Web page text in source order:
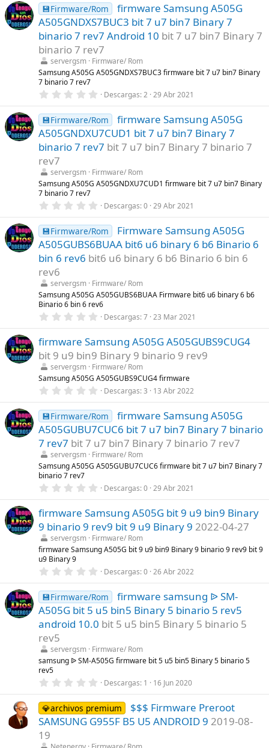
💾Firmware/Rom
firmware Samsung A505G
A505GNDXS7BUC3 bit 7 u7 bin7 Binary 7
binario 7 rev7 Android 10 bit 7 u7 bin7 Binary 7
binario 7 rev7
servergsm Firmware/ Rom
Samsung A505G A505GNDXS7BUC3 firmware bit 7 u7 bin7 Binary
7 binario 7 rev7
0
0
0
e
s
t
r
l
l
a
s
Descargas 2 29 Abr 2021
💾Firmware/Rom
firmware Samsung A505G
A505GNDXU7CUD1 bit 7 u7 bin7 Binary 7
binario 7 rev7 bit 7 u7 bin7 Binary 7 binario 7
rev7
servergsm Firmware/ Rom
Samsung A505G A505GNDXU7CUD1 firmware bit 7 u7 bin7 Binary
7 binario 7 rev7
0
0
0
e
s
t
r
l
l
a
(
s
Descargas 0 29 Abr 2021
💾Firmware/Rom
Firmware Samsung A505G
A505GUBS6BUAA bit6 u6 binary 6 b6 Binario 6
bin 6 rev6 bit6 u6 binary 6 b6 Binario 6 bin 6
rev6
servergsm Firmware/ Rom
Samsung A505G A505GUBS6BUAA Firmware bit6 u6 binary 6 b6
Binario 6 bin 6 rev6
0
0
0
e
s
t
r
e
l
a
(
s
)
Descargas 7 23 Mar 2021
firmware Samsung A505G A505GUBS9CUG4
bit 9 u9 bin9 Binary 9 binario 9 rev9
servergsm Firmware/ Rom
Samsung A505G A505GUBS9CUG4 firmware
0
0
0
e
s
t
r
e
l
s
Descargas 3 13 Abr 2022
💾Firmware/Rom
firmware Samsung A505G
A505GUBU7CUC6 bit 7 u7 bin7 Binary 7 binario
7 rev7 bit 7 u7 bin7 Binary 7 binario 7 rev7
servergsm Firmware/ Rom
Samsung A505G A505GUBU7CUC6 firmware bit 7 u7 bin7 Binary 7
binario 7 rev7
0
0
0
e
s
t
r
e
(
s
)
Descargas 0 29 Abr 2021
firmware Samsung A505G bit 9 u9 bin9 Binary
9 binario 9 rev9 bit 9 u9 Binary 9 2022-04-27
servergsm Firmware/ Rom
firmware Samsung A505G bit 9 u9 bin9 Binary 9 binario 9 rev9 bit 9
u9 Binary 9
0
0
0
e
s
t
r
l
l
a
s
Descargas 0 26 Abr 2022
💾Firmware/Rom
firmware samsung ᐉ SM-
A505G bit 5 u5 bin5 Binary 5 binario 5 rev5
android 10.0 bit 5 u5 bin5 Binary 5 binario 5
rev5
servergsm Firmware/ Rom
samsung ᐉ SM-A505G firmware bit 5 u5 bin5 Binary 5 binario 5
rev5
0
0
0
e
s
Descargas 1 16 Jun 2020
💎archivos premium
$$$ Firmware Preroot
SAMSUNG G955F B5 U5 ANDROID 9 2019-08-
19